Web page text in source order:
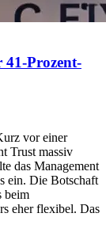
41-Prozent-
vor einer
Trust massiv
das Management
ein. Die Botschaft
beim
eher flexibel. Das